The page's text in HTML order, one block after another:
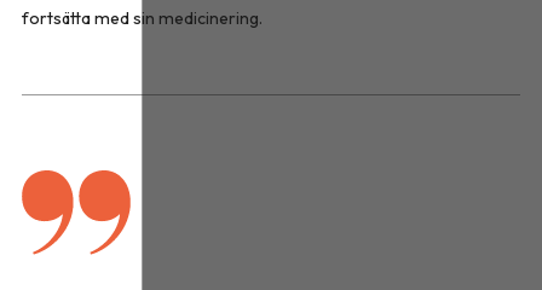
fortsätta med sin medicinering.